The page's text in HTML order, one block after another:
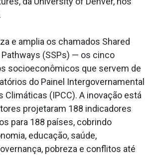
e amplia os chamados Shared
(SSPs) — os cinco
socioeconômicos que servem de
do Painel Intergovernamental
Climáticas (IPCC). A inovação está
projetaram 188 indicadores
para 188 países, cobrindo
educação, saúde,
pobreza e conflitos até